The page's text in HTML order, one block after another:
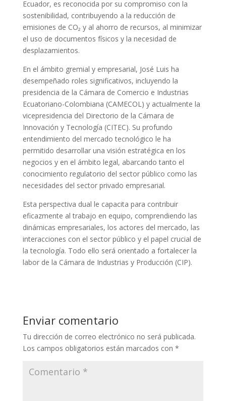
Ecuador, es reconocida por su compromiso con la
sostenibilidad, contribuyendo a la reducción de
emisiones de CO₂ y al ahorro de recursos, al minimizar
el uso de documentos físicos y la necesidad de
desplazamientos.
En el ámbito gremial y empresarial, José Luis ha
desempeñado roles significativos, incluyendo la
presidencia de la Cámara de Comercio e Industrias
Ecuatoriano-Colombiana (CAMECOL) y actualmente la
vicepresidencia del Directorio de la Cámara de
Innovación y Tecnología (CITEC). Su profundo
entendimiento del mercado tecnológico le ha
permitido desarrollar una visión estratégica en los
negocios y en el ámbito legal, abarcando tanto el
conocimiento regulatorio del sector público como las
necesidades del sector privado empresarial.
Esta perspectiva dual le capacita para contribuir
eficazmente al trabajo en equipo, comprendiendo las
dinámicas empresariales, los actores del mercado, las
interacciones con el sector público y el papel crucial de
la tecnología. Todo ello será orientado a fortalecer la
labor de la Cámara de Industrias y Producción (CIP).
Enviar comentario
Tu dirección de correo electrónico no será publicada.
Los campos obligatorios están marcados con *